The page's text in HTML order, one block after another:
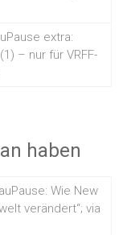
extra:
– nur für VRFF-
haben
Wie New
verändert“; via